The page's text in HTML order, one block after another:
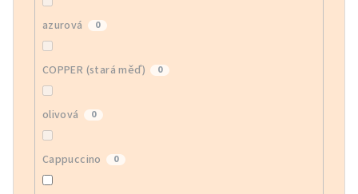
azurová 0
COPPER (stará měď) 0
olivová 0
Cappuccino 0